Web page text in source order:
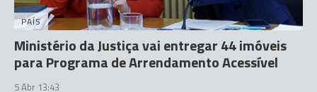
PAÍS
Ministério da Justiça vai entregar 44 imóveis
para Programa de Arrendamento Acessível
5 Abr 13:43